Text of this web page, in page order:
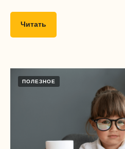
Читать
ПОЛЕЗНОЕ